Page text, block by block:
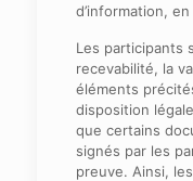
d’information,
Les participants
recevabilité, la
éléments
disposition
que certains
signés par les
preuve. Ainsi,